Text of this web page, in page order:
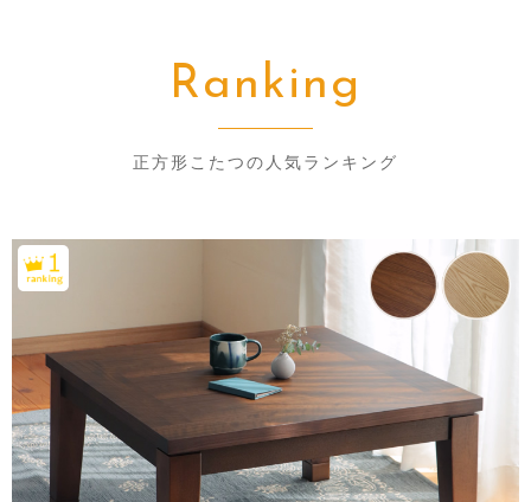
Ranking
正方形こたつの人気ランキング